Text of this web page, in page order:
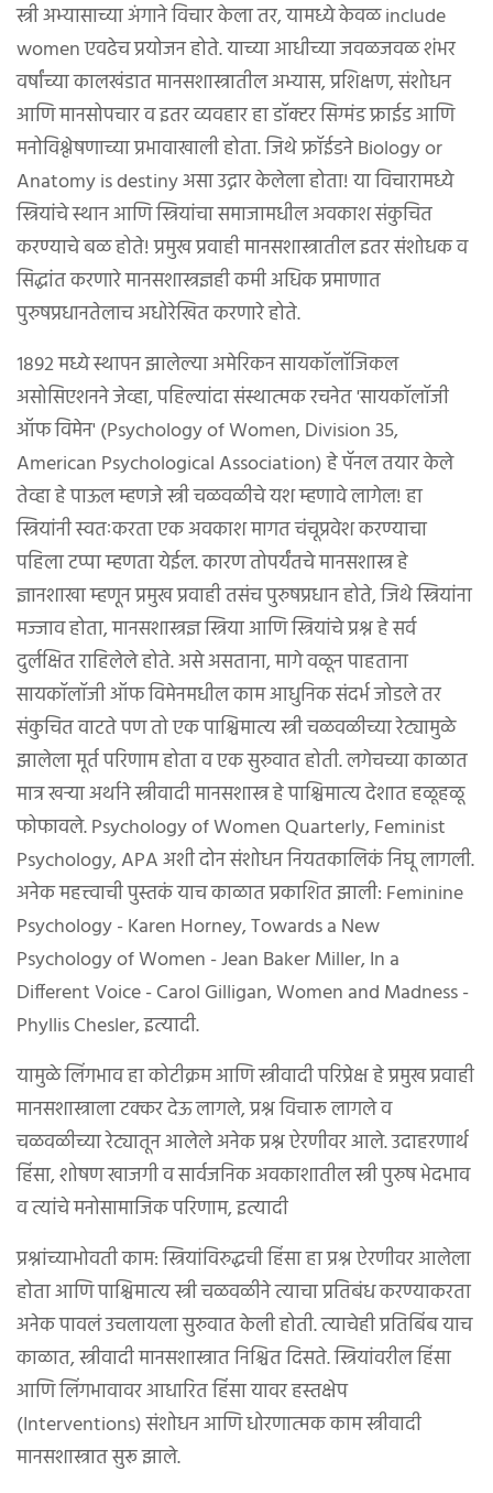
स्त्री अभ्यासाच्या अंगाने विचार केला तर, यामध्ये केवळ include
women एवढेच प्रयोजन होते. याच्या आधीच्या जवळजवळ शंभर
वर्षांच्या कालखंडात मानसशास्त्रातील अभ्यास, प्रशिक्षण, संशोधन
आणि मानसोपचार व इतर व्यवहार हा डॉक्टर सिग्मंड फ्राईड आणि
मनोविश्लेषणाच्या प्रभावाखाली होता. जिथे फ्रॉईडने Biology or
Anatomy is destiny असा उद्गार केलेला होता! या विचारामध्ये
स्त्रियांचे स्थान आणि स्त्रियांचा समाजामधील अवकाश संकुचित
करण्याचे बळ होते! प्रमुख प्रवाही मानसशास्त्रातील इतर संशोधक व
सिद्धांत करणारे मानसशास्त्रज्ञही कमी अधिक प्रमाणात
पुरुषप्रधानतेलाच अधोरेखित करणारे होते.
१८९२ मध्ये स्थापन झालेल्या अमेरिकन सायकॉलॉजिकल
असोसिएशनने जेव्हा, पहिल्यांदा संस्थात्मक रचनेत 'सायकॉलॉजी
ऑफ विमेन' (Psychology of Women, Division 35,
American Psychological Association) हे पॅनल तयार केले
तेव्हा हे पाऊल म्हणजे स्त्री चळवळीचे यश म्हणावे लागेल! हा
स्त्रियांनी स्वतःकरता एक अवकाश मागत चंचूप्रवेश करण्याचा
पहिला टप्पा म्हणता येईल. कारण तोपर्यंतचे मानसशास्त्र हे
ज्ञानशाखा म्हणून प्रमुख प्रवाही तसंच पुरुषप्रधान होते, जिथे स्त्रियांना
मज्जाव होता, मानसशास्त्रज्ञ स्त्रिया आणि स्त्रियांचे प्रश्न हे सर्व
दुर्लक्षित राहिलेले होते. असे असताना, मागे वळून पाहताना
सायकॉलॉजी ऑफ विमेनमधील काम आधुनिक संदर्भ जोडले तर
संकुचित वाटते पण तो एक पाश्चिमात्य स्त्री चळवळीच्या रेट्यामुळे
झालेला मूर्त परिणाम होता व एक सुरुवात होती. लगेचच्या काळात
मात्र खऱ्या अर्थाने स्त्रीवादी मानसशास्त्र हे पाश्चिमात्य देशात हळूहळू
फोफावले. Psychology of Women Quarterly, Feminist
Psychology, APA अशी दोन संशोधन नियतकालिकं निघू लागली.
अनेक महत्त्वाची पुस्तकं याच काळात प्रकाशित झाली: Feminine
Psychology - Karen Horney, Towards a New
Psychology of Women - Jean Baker Miller, In a
Different Voice - Carol Gilligan, Women and Madness -
Phyllis Chesler, इत्यादी.
यामुळे लिंगभाव हा कोटीक्रम आणि स्त्रीवादी परिप्रेक्ष हे प्रमुख प्रवाही
मानसशास्त्राला टक्कर देऊ लागले, प्रश्न विचारू लागले व
चळवळीच्या रेट्यातून आलेले अनेक प्रश्न ऐरणीवर आले. उदाहरणार्थ
हिंसा, शोषण खाजगी व सार्वजनिक अवकाशातील स्त्री पुरुष भेदभाव
व त्यांचे मनोसामाजिक परिणाम, इत्यादी
प्रश्नांच्याभोवती काम: स्त्रियांविरुद्धची हिंसा हा प्रश्न ऐरणीवर आलेला
होता आणि पाश्चिमात्य स्त्री चळवळीने त्याचा प्रतिबंध करण्याकरता
अनेक पावलं उचलायला सुरुवात केली होती. त्याचेही प्रतिबिंब याच
काळात, स्त्रीवादी मानसशास्त्रात निश्चित दिसते. स्त्रियांवरील हिंसा
आणि लिंगभावावर आधारित हिंसा यावर हस्तक्षेप
(Interventions) संशोधन आणि धोरणात्मक काम स्त्रीवादी
मानसशास्त्रात सुरू झाले.